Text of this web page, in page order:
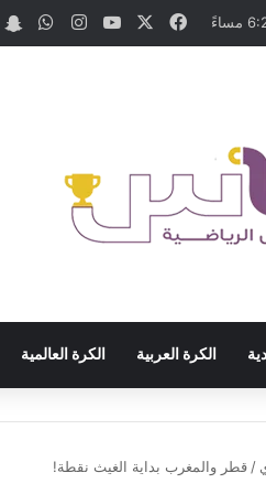
فيسبوك ‫YouTubeانستقرام
الكرة العربية الكرة العالمية
/ قطر والمغرب بداية الغيث نقطة!